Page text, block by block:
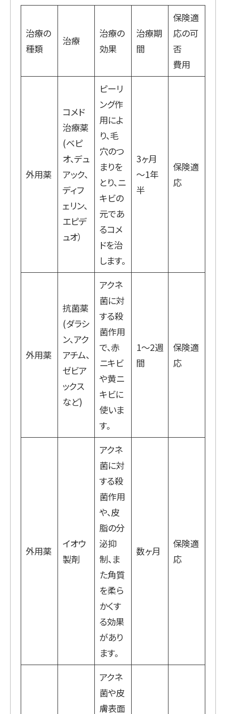
治療の
種類
治療
治療の
効果
治療期
間
保険適
応の可
否
費用
外用薬
コメド
治療薬
(ベピ
オ、デュ
アック、
ディフ
ェリン、
エピデ
ュオ）
ピーリ
ング作
用によ
り、毛
穴のつ
まりを
とり、ニ
キビの
元であ
るコメ
ドを治
します。
3ヶ月
～1年
半
保険適
応
外用薬
抗菌薬
(ダラシ
ン、アク
アチム、
ゼビア
ックス
など)
アクネ
菌に対
する殺
菌作用
で、赤
ニキビ
や黄ニ
キビに
使いま
す。
1～2週
間
保険適
応
外用薬
イオウ
製剤
アクネ
菌に対
する殺
菌作用
や、皮
脂の分
泌抑
制、ま
た角質
を柔ら
かくす
る効果
があり
ます。
数ヶ月
保険適
応
アクネ
菌や皮
膚表面